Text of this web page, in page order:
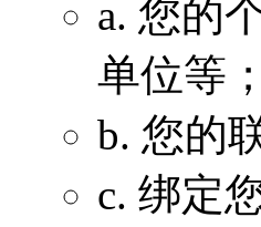
a. 您的
单位等；
b. 您的
c. 绑定